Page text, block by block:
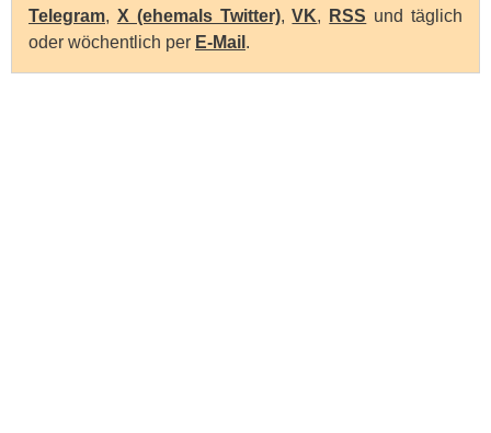
Telegram, X (ehemals Twitter),VK, RSS und täglich
oder wöchentlich per E-Mail .